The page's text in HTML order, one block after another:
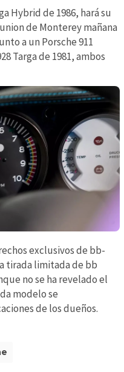
Hybrid de 1986, hará su
de Monterey mañana
a un Porsche 911
Targa de 1981, ambos
exclusivos de bb-
tirada limitada de bb
no se ha revelado el
modelo se
de los dueños.